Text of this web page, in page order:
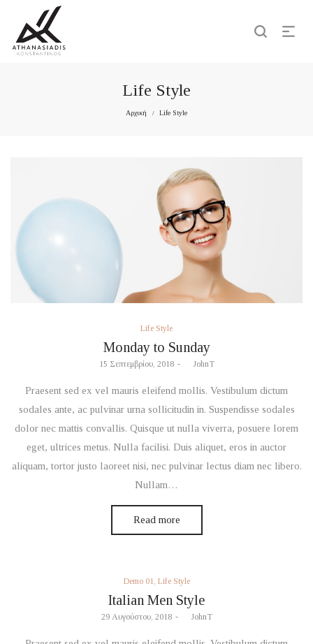
Life Style
Αρχική / Life Style
Posted
Life Style
Monday to Sunday
Posted
15 Σεπτεμβρίου, 2018 JohnT
Praesent sed ex vel mauris eleifend mollis. Vestibulum dictum
sodales ante, ac pulvinar urna sollicitudin in. Suspendisse sodales
dolor nec mattis convallis. Quisque ut nulla viverra, posuere lorem
eget, ultrices metus. Nulla facilisi. Duis aliquet, eros in auctor
aliquam, tortor justo laoreet nisi, nec pulvinar lectus diam nec libero.
Nullam…
Read more
Posted
in
Demo 01 Life Style
Italian Men Style
Posted
29 Αυγούστου, 2018 JohnT